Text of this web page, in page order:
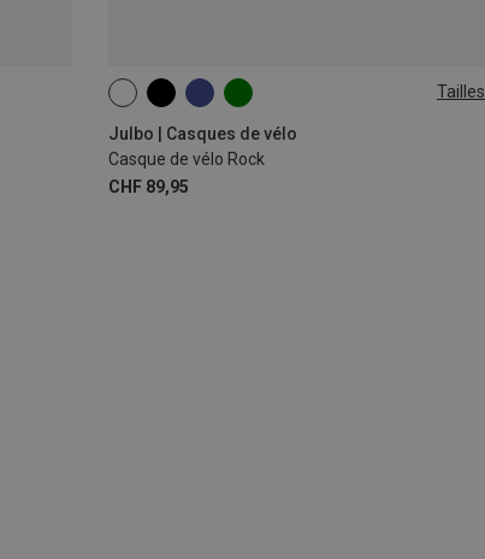
Tailles
Julbo | Casques de vélo
Casque de vélo Rock
CHF 89,95
L | 58-62CM